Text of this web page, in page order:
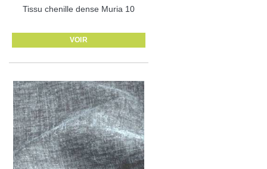
Tissu chenille dense Muria 10
VOIR